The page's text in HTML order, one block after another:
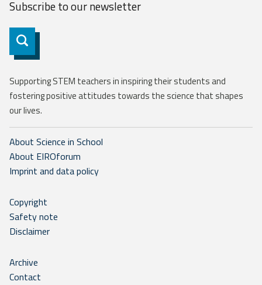
Subscribe to ournewsletter
Subscribe
Supporting STEM teachers in inspiring their students and
fostering positive attitudes towards the science that shapes
our lives.
About Science in School
About EIROforum
Imprint and data policy
Copyright
Safety note
Disclaimer
Archive
Contact